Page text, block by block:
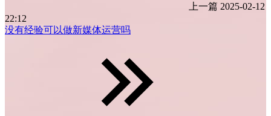
上一篇 2025-02-12
22:12
没有经验可以做新媒体运营吗